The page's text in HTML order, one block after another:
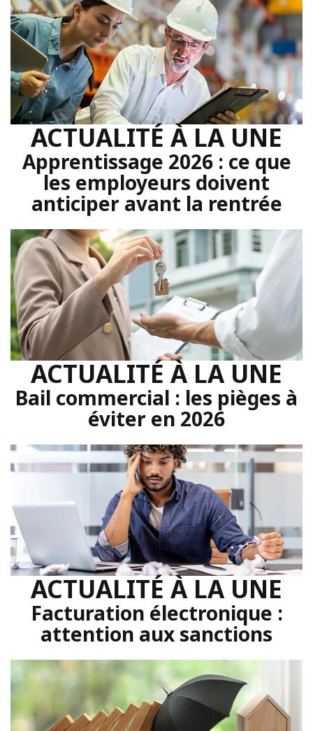
ACTUALITÉ À LA UNE
Apprentissage 2026 : ce que
les employeurs doivent
anticiper avant la rentrée
ACTUALITÉ À LA UNE
Bail commercial : les pièges à
éviter en 2026
ACTUALITÉ À LA UNE
Facturation électronique :
attention aux sanctions